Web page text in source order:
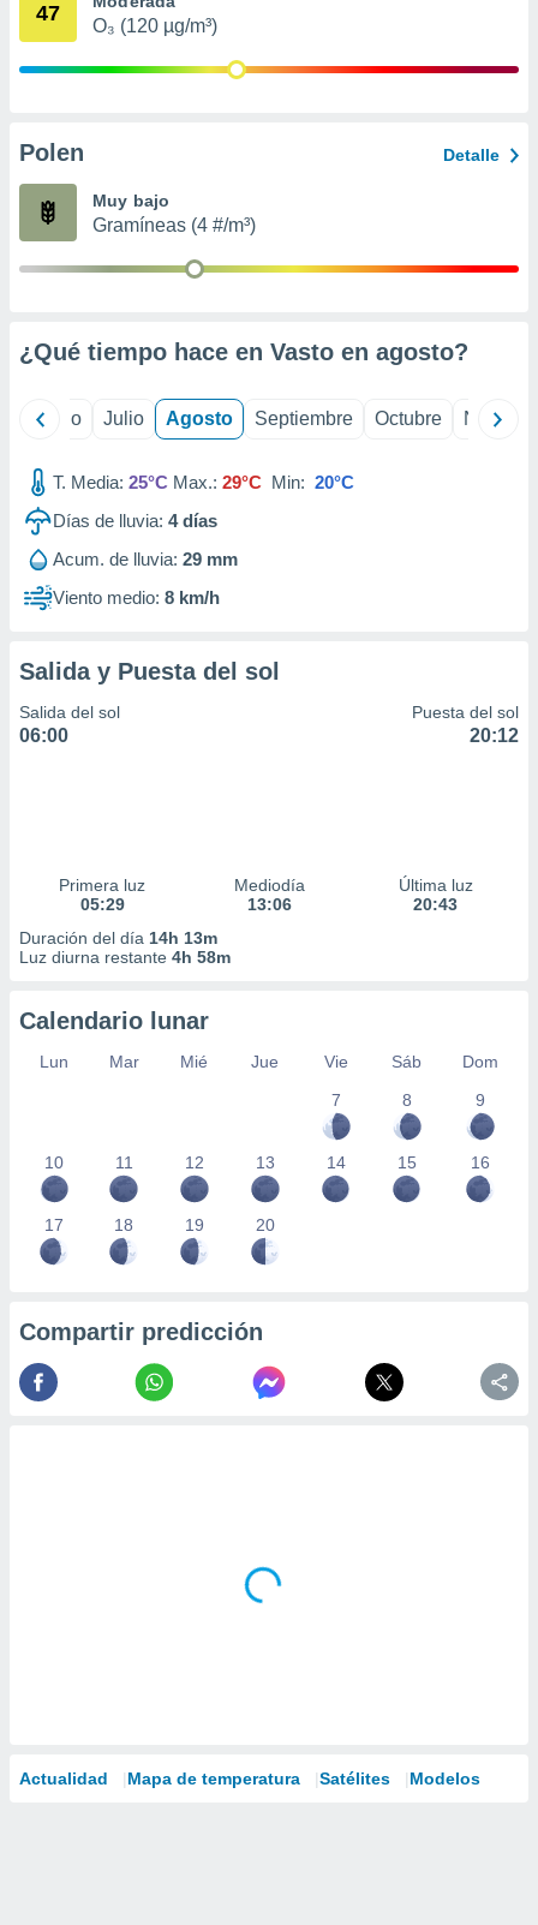
publicidad
de
1199
47
O₃ (120 µg/m³)
Polen Detalle
Muy bajo
Gramíneas (4 #/m³)
¿Qué tiempo hace en Vasto en agosto?
Junio Julio Agosto Septiembre Octubre
T. Media: 25°C Max.: 29°C Min: 20°C
Días de lluvia: 4días
Acum. de lluvia: 29 mm
Viento medio: 8 km/h
Salida y Puesta del sol
Salida del sol
06:00
Puesta del sol
20:12
Primera luz
05:29
Mediodía
13:06
Última luz
20:43
Duración del día 14h 13m
Luz diurna restante 4h 58m
Calendario lunar
Lun Mar Mié Jue Vie Sáb
Dom
7
8 9
10 11 12 13 14 15 16
17 18 19 20
Compartir predicción
Actualidad Mapa de temperatura Satélites Modelos